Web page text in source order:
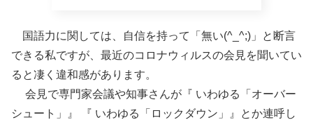
国語力に関しては、自信を持って「無い(^_^;)」と断言
できる私ですが、最近のコロナウィルスの会見を聞いてい
ると凄く違和感があります。
会見で専門家会議や知事さんが『 いわゆる「オーバー
シュート」』 『 いわゆる「ロックダウン」』とか連呼し